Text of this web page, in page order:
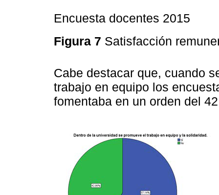
Encuesta docentes 2015
Figura 7 Satisfacción
Cabe destacar que, cuando
trabajo en equipo los
fomentaba en un orden del